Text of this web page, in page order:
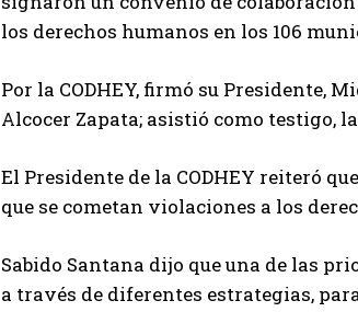
los derechos humanos en los 106
Por la CODHEY, firmó su Presidente,
Alcocer Zapata; asistió como testigo,
El Presidente de la CODHEY reiteró
que se cometan violaciones a los
Sabido Santana dijo que una de las
a través de diferentes estrategias,